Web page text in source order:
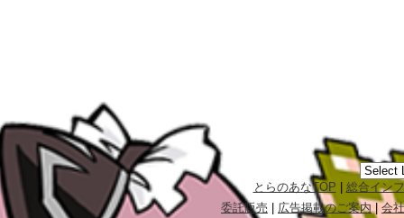
とらのあなTOP
総合イン
委託販売
広告掲載のご案内|会